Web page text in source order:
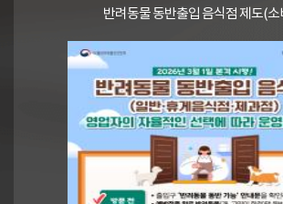
반려동물 동반출입 음식점 제도(소